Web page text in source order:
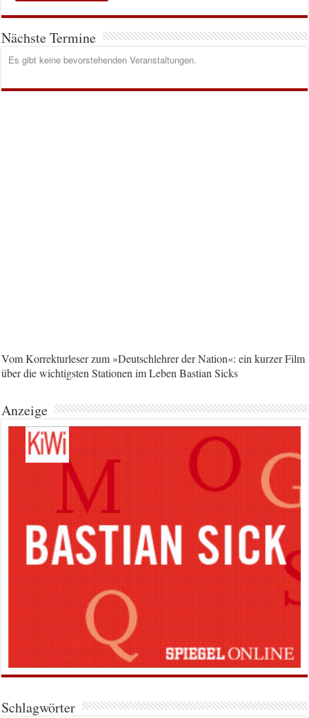
Nächste Termine
Es gibt keine bevorstehenden Veranstaltungen.
Vom Korrekturleser zum »Deutschlehrer der Nation«: ein kurzer Film
über die wichtigsten Stationen im Leben Bastian Sicks
Anzeige
Schlagwörter